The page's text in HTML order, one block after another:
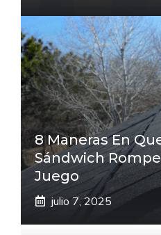
8 Maneras En
Sándwich
Juego
julio 7, 2025